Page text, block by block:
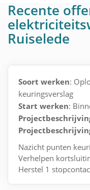
Recente
Ruiselede
Soort werken:
keuringsverslag
Start werken:
Nazicht punten
Verhelpen
Herstel 1